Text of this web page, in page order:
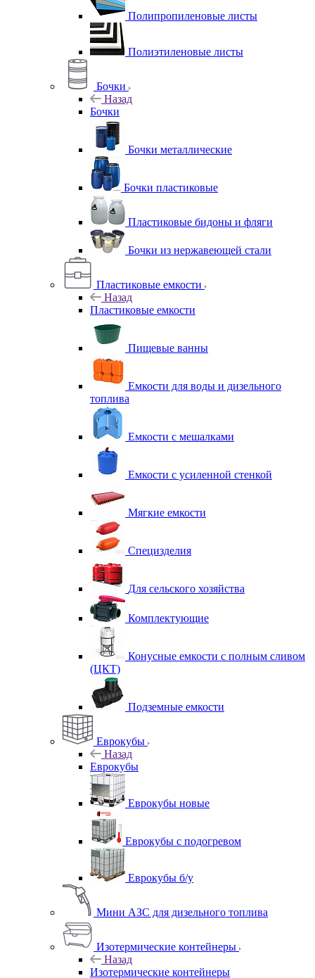
Полипропиленовые листы
Полиэтиленовые листы
Бочки
Назад
Бочки
Бочки металлические
Бочки пластиковые
Пластиковые бидоны и фляги
Бочки из нержавеющей стали
Пластиковые емкости
Назад
Пластиковые емкости
Пищевые ванны
Емкости для воды и дизельного
топлива
Емкости с мешалками
Емкости с усиленной стенкой
Мягкие емкости
Специзделия
Для сельского хозяйства
Комплектующие
Конусные емкости с полным сливом
(ЦКТ)
Подземные емкости
Еврокубы
Назад
Еврокубы
Еврокубы новые
Еврокубы с подогревом
Еврокубы б/у
Мини АЗС для дизельного топлива
Изотермические контейнеры
Назад
Изотермические контейнеры